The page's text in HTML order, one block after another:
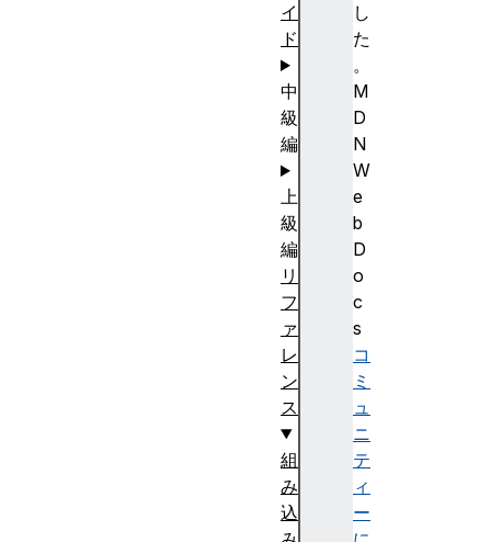
し
た
。
M
D
N
W
e
b
D
o
c
s
コ
ミ
ュ
ニ
テ
ィ
ー
イ
ド
中
級
編
上
級
編
リ
フ
ァ
レ
ン
ス
組
み
込